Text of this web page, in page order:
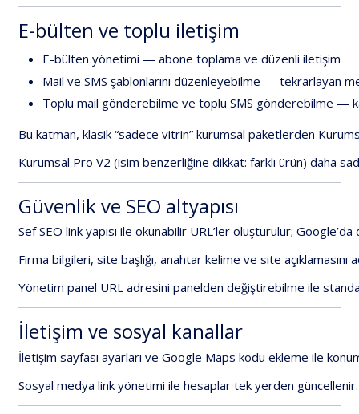
E-bülten ve toplu iletişim
E-bülten yönetimi — abone toplama ve düzenli iletişim
Mail ve SMS şablonlarını düzenleyebilme — tekrarlayan
Toplu mail gönderebilme ve toplu SMS gönderebilme —
Bu katman, klasik “sadece vitrin” kurumsal paketlerden
Kurumsal Pro V2 (isim benzerliğine dikkat: farklı ürün) daha
Güvenlikve SEO altyapısı
Sef SEO link yapısı ile okunabilir URL’ler oluşturulur; Google’da
Firma bilgileri, site başlığı, anahtar kelime ve site açıklamasını
Yönetim panel URL adresini panelden değiştirebilme ile
İletişim ve sosyal kanallar
İletişim sayfası ayarları ve Google Maps kodu ekleme ile
Sosyal medya link yönetimi ile hesaplar tek yerden güncellenir.